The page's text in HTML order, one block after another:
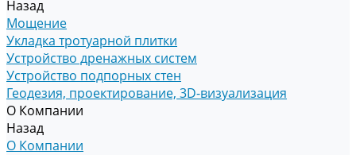
Назад
Мощение
Укладка тротуарной плитки
Устройство дренажных систем
Устройство подпорных стен
Геодезия, проектирование, 3D-визуализация
О Компании
Назад
О Компании